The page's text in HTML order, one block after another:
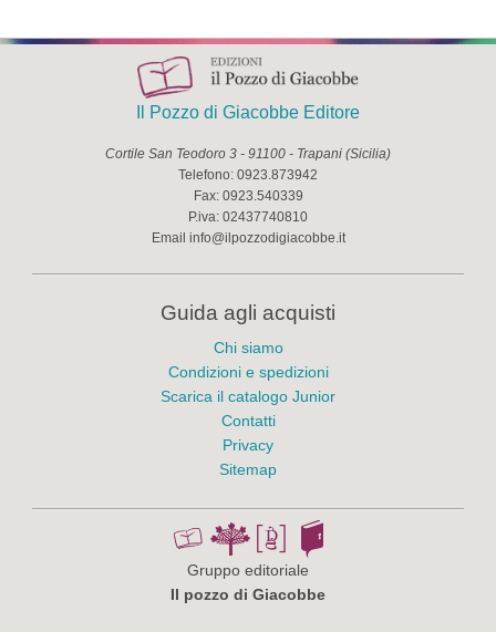
Il Pozzo di Giacobbe Editore
Cortile San Teodoro 3 - 91100 - Trapani (Sicilia)
Telefono: 0923.873942
Fax: 0923.540339
P.iva: 02437740810
Email info@ilpozzodigiacobbe.it
Guida agli acquisti
Chi siamo
Condizioni e spedizioni
Scarica il catalogo Junior
Contatti
Privacy
Sitemap
Gruppo editoriale
Il pozzo di Giacobbe